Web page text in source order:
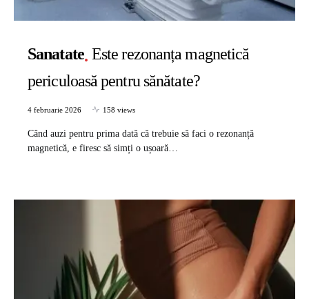
Sanatate Este rezonanța magnetică
periculoasă pentru sănătate?
4 februarie 2026 158 views
Când auzi pentru prima dată că trebuie să faci o rezonanță
magnetică, e firesc să simți o ușoară…